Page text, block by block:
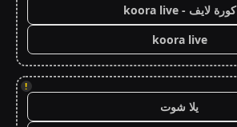
كورة لايف - koora live
koora live
!
يلا شوت